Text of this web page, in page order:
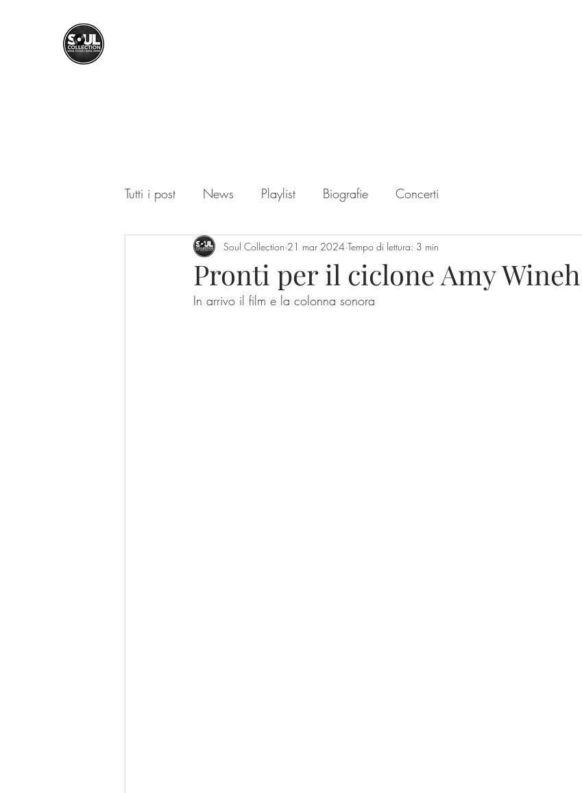
Tutti i post News Playlist Biografie Concerti
Pronti per il ciclone Amy
Soul Collection 21 mar 2024 Tempo di lettura: 3 min
In arrivo il film e la colonna sonora